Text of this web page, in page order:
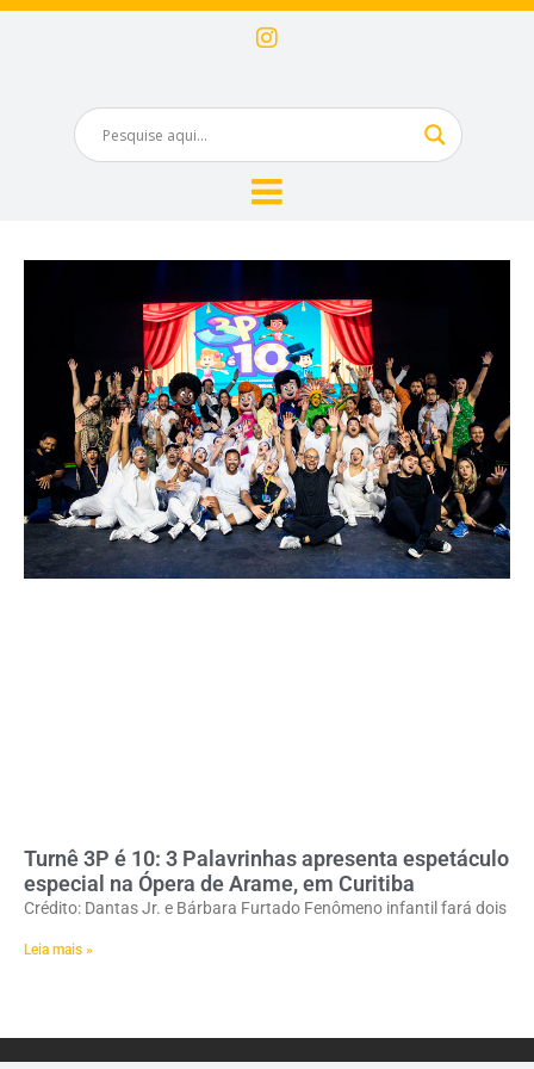
Turnê 3P é 10: 3 Palavrinhas apresenta espetáculo
especial na Ópera de Arame, em Curitiba
Crédito: Dantas Jr. e Bárbara Furtado Fenômeno infantil fará dois
Leia mais »